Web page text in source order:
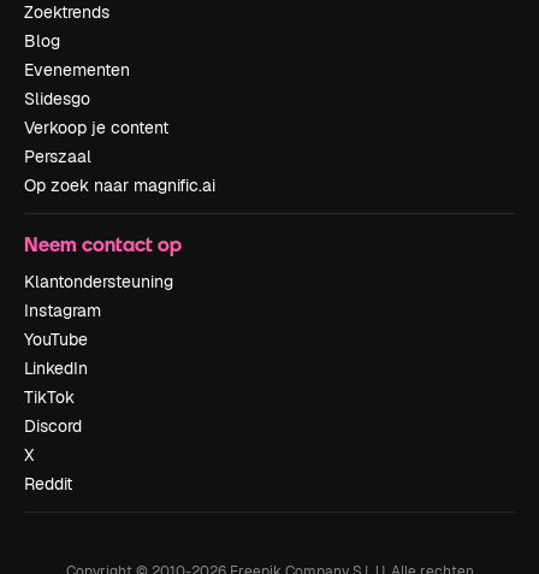
Zoektrends
Blog
Evenementen
Slidesgo
Verkoop je content
Perszaal
Op zoek naar magnific.ai
Neem contact op
Klantondersteuning
Instagram
YouTube
LinkedIn
TikTok
Discord
X
Reddit